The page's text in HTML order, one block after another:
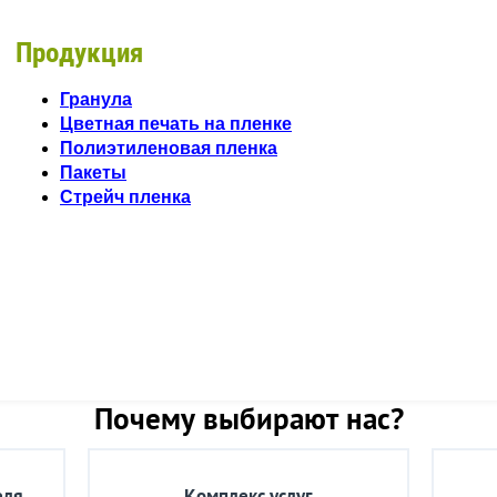
Продукция
Гранула
Цветная печать на пленке
Полиэтиленовая пленка
Пакеты
Стрейч пленка
Почему выбирают нас?